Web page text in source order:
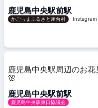
ふるさと屋台村 #
鹿児島中央駅前駅
かごっまふるさと屋台村 Instagram
鹿児島中央駅周辺のお花
🌸
鹿児島中央駅前駅
鹿児島中央駅東口協議会